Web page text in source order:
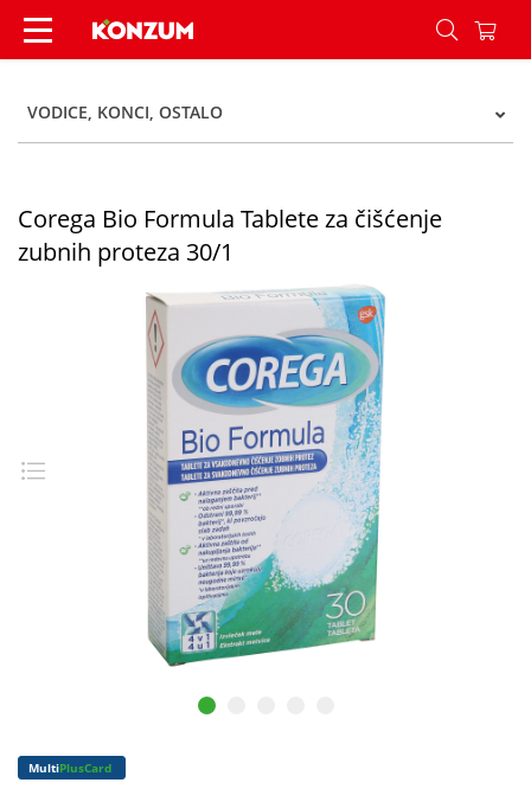
Corega Bio Formula Tablete za čišćenje zubnih
VODICE, KONCI, OSTALO
Corega Bio Formula Tablete za čišćenje
zubnih proteza 30/1
MultiPlusCard